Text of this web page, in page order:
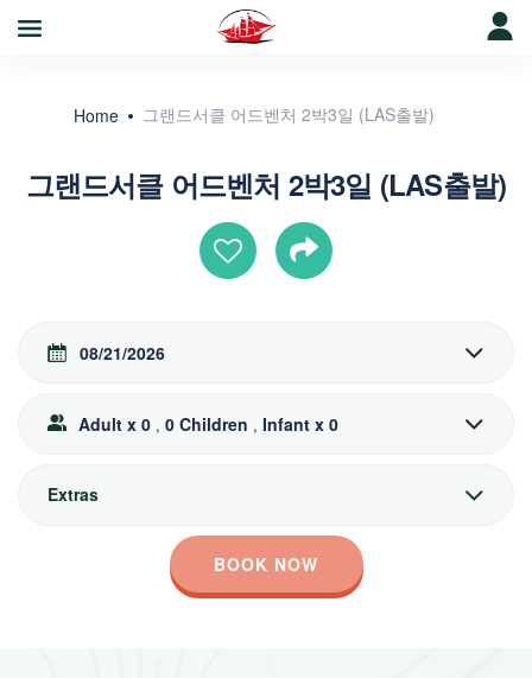
그랜드서클 어드벤처 2박3일 (LAS출발)
Home 그랜드서클 어드벤처 2박3일 (LAS출발)
08/21/2026
Adult x 0 , 0 Children , Infant x 0
Extras
BOOK NOW